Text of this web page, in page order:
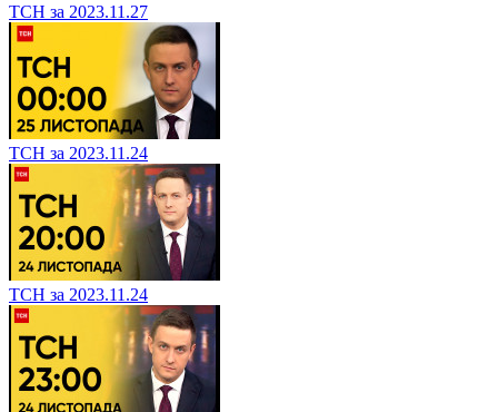
ТСН за 2023.11.27
ТСН за 2023.11.24
ТСН за 2023.11.24